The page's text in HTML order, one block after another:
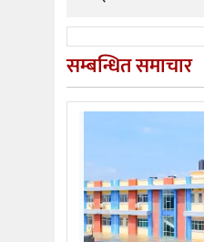
सम्बन्धित समाचार